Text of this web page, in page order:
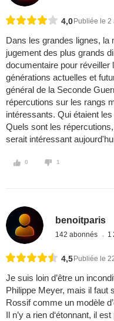
4,0 Publiée le 2
Dans les grandes lignes, la
jugement des plus grands
documentaire pour
générations actuelles et
général de la Seconde
répercutions sur les rangs
intéressants. Qui étaient
Quels sont les
serait intéressant
0 1
benoitparis
142 abonnés 1
4,5 Publiée le
Je suis loin d’être un
Philippe Meyer, mais il faut
Rossif comme un modèle
Il n’y a rien d‘étonnant, il